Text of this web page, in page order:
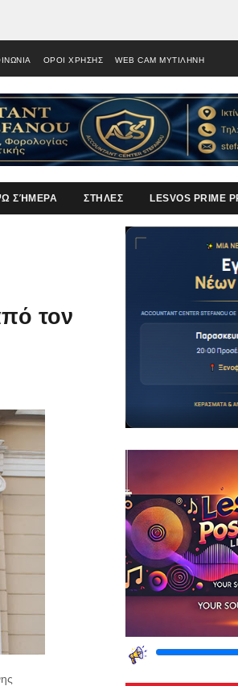
ΟΡΟΙ ΧΡΗΣΗΣ WEB CAM ΜΥΤΙΛΗΝΗ
ΣΉΜΕΡΑ ΣΤΗΛΕΣ LESVOS PRIME
τον